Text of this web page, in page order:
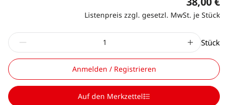
Listenpreis zzgl. gesetzl. MwSt. je Stück
Stück
Anmelden / Registrieren
Auf den Merkzettel